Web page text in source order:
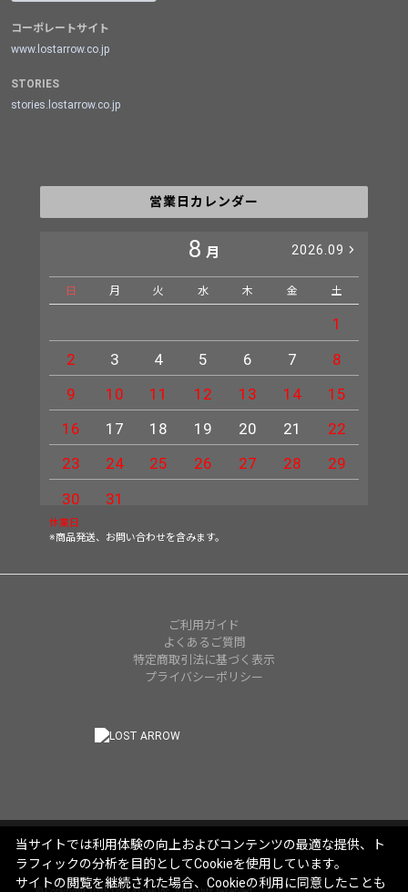
コーポレートサイト
www.lostarrow.co.jp
STORIES
stories.lostarrow.co.jp
営業日カレンダー
8 月 2026.09
日 月 火 水 木 金 土
1
2
3 4 5 6 7
8
9
10 11 12 13 14
15
16
17 18 19 20 21
22
23
24 25 26 27 28
29
30
31
休業日
※商品発送、お問い合わせを含みます。
ご利用ガイド
よくあるご質問
特定商取引法に基づく表示
プライバシーポリシー
当サイトでは利用体験の向上およびコンテンツの最適な提供、ト
ラフィックの分析を目的としてCookieを使用しています。
サイトの閲覧を継続された場合、Cookieの利用に同意したことも